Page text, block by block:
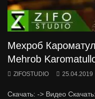
Мехроб
Mehrob
ZIFOSTUDIO 25.04.2019
Скачать: -> Видео